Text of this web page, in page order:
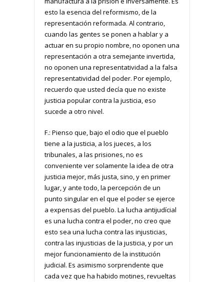
esto la esencia del reformismo, de la
representación reformada. Al contrario,
cuando las gentes se ponen a hablar y a
actuar en su propio nombre, no oponen una
representación a otra semejante invertida,
no oponen una representatividad a la falsa
representatividad del poder. Por ejemplo,
recuerdo que usted decía que no existe
justicia popular contra la justicia, eso
sucede a otro nivel.
F.: Pienso que, bajo el odio que el pueblo
tiene a la justicia, a los jueces, a los
tribunales, a las prisiones, no es
conveniente ver solamente la idea de otra
justicia mejor, más justa, sino, y en primer
lugar, y ante todo, la percepción de un
punto singular en el que el poder se ejerce
a expensas del pueblo. La lucha antijudícial
es una lucha contra el poder, no creo que
esto sea una lucha contra las injusticias,
contra las injusticias de la justicia, y por un
mejor funcionamiento de la institución
judicial. Es asimismo sorprendente que
cada vez que ha habido motines, revueltas